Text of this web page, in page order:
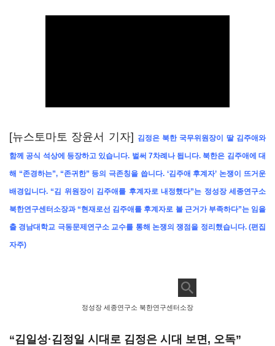
[뉴스토마토 장윤서 기자] 김정은 북한 국무위원장이 딸 김주애와
함께 공식 석상에 등장하고 있습니다. 벌써 7차례나 됩니다. 북한은 김주애에 대
해 “존경하는”, “존귀한” 등의 극존칭을 씁니다. ‘김주애 후계자’ 논쟁이 뜨거운
배경입니다. “김 위원장이 김주애를 후계자로 내정했다”는 정성장 세종연구소
북한연구센터소장과 “현재로선 김주애를 후계자로 볼 근거가 부족하다”는 임을
출 경남대학교 극동문제연구소 교수를 통해 논쟁의 쟁점을 정리했습니다. (편집
자주)
정성장 세종연구소 북한연구센터소장
“김일성·김정일 시대로 김정은 시대 보면, 오독”